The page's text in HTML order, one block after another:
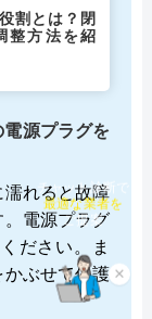
割とは？閉
整方法を紹
源プラグを
れると故障
電源プラグ
ださい。ま
ぶせて保護 ×
チャット診断で
最適な業者を
ご提案